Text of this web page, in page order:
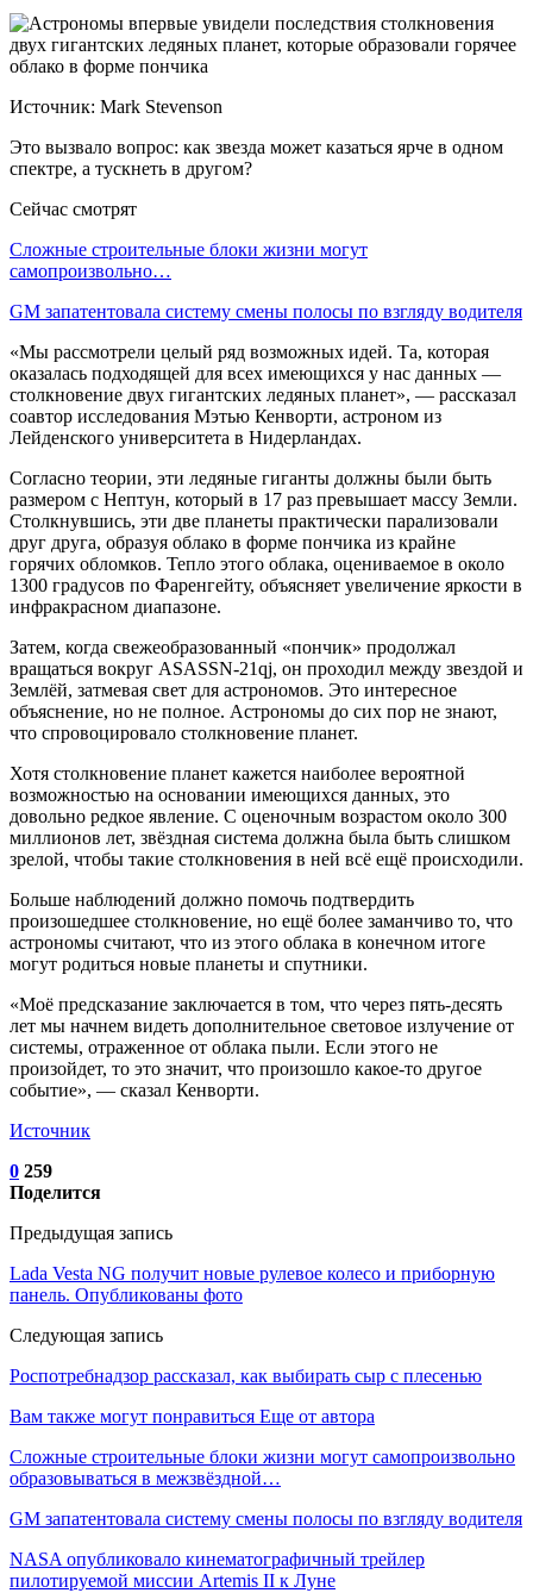
Источник: Mark Stevenson
Это вызвало вопрос: как звезда может казаться ярче в одном
спектре, а тускнеть в другом?
Сейчас смотрят
Сложные строительные блоки жизни могут
самопроизвольно…
GM запатентовала систему смены полосы по взгляду водителя
«Мы рассмотрели целый ряд возможных идей. Та, которая
оказалась подходящей для всех имеющихся у нас данных —
столкновение двух гигантских ледяных планет», — рассказал
соавтор исследования Мэтью Кенворти, астроном из
Лейденского университета в Нидерландах.
Согласно теории, эти ледяные гиганты должны были быть
размером с Нептун, который в 17 раз превышает массу Земли.
Столкнувшись, эти две планеты практически парализовали
друг друга, образуя облако в форме пончика из крайне
горячих обломков. Тепло этого облака, оцениваемое в около
1300 градусов по Фаренгейту, объясняет увеличение яркости в
инфракрасном диапазоне.
Затем, когда свежеобразованный «пончик» продолжал
вращаться вокруг ASASSN-21qj, он проходил между звездой и
Землёй, затмевая свет для астрономов. Это интересное
объяснение, но не полное. Астрономы до сих пор не знают,
что спровоцировало столкновение планет.
Хотя столкновение планет кажется наиболее вероятной
возможностью на основании имеющихся данных, это
довольно редкое явление. С оценочным возрастом около 300
миллионов лет, звёздная система должна была быть слишком
зрелой, чтобы такие столкновения в ней всё ещё происходили.
Больше наблюдений должно помочь подтвердить
произошедшее столкновение, но ещё более заманчиво то, что
астрономы считают, что из этого облака в конечном итоге
могут родиться новые планеты и спутники.
«Моё предсказание заключается в том, что через пять-десять
лет мы начнем видеть дополнительное световое излучение от
системы, отраженное от облака пыли. Если этого не
произойдет, то это значит, что произошло какое-то другое
событие», — сказал Кенворти.
Источник
0 259
Поделится
Предыдущая запись
Lada Vesta NG получит новые рулевое колесо и приборную
панель. Опубликованы фото
Следующая запись
Роспотребнадзор рассказал, как выбирать сыр с плесенью
Вам также могут понравиться Еще от автора
Сложные строительные блоки жизни могут самопроизвольно
образовываться в межзвёздной…
GM запатентовала систему смены полосы по взгляду водителя
NASA опубликовало кинематографичный трейлер
пилотируемой миссии Artemis II к Луне